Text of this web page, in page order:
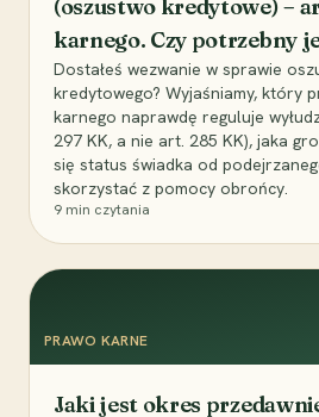
(oszustwo kredytowe) –
karnego. Czy potrzebny
Dostałeś wezwanie w sprawie
kredytowego? Wyjaśniamy, który
karnego naprawdę reguluje
297 KK, a nie art. 285 KK), jaka
się status świadka od
skorzystać z pomocy obrońcy.
9 min czytania
PRAWO KARNE
Jaki jest okres